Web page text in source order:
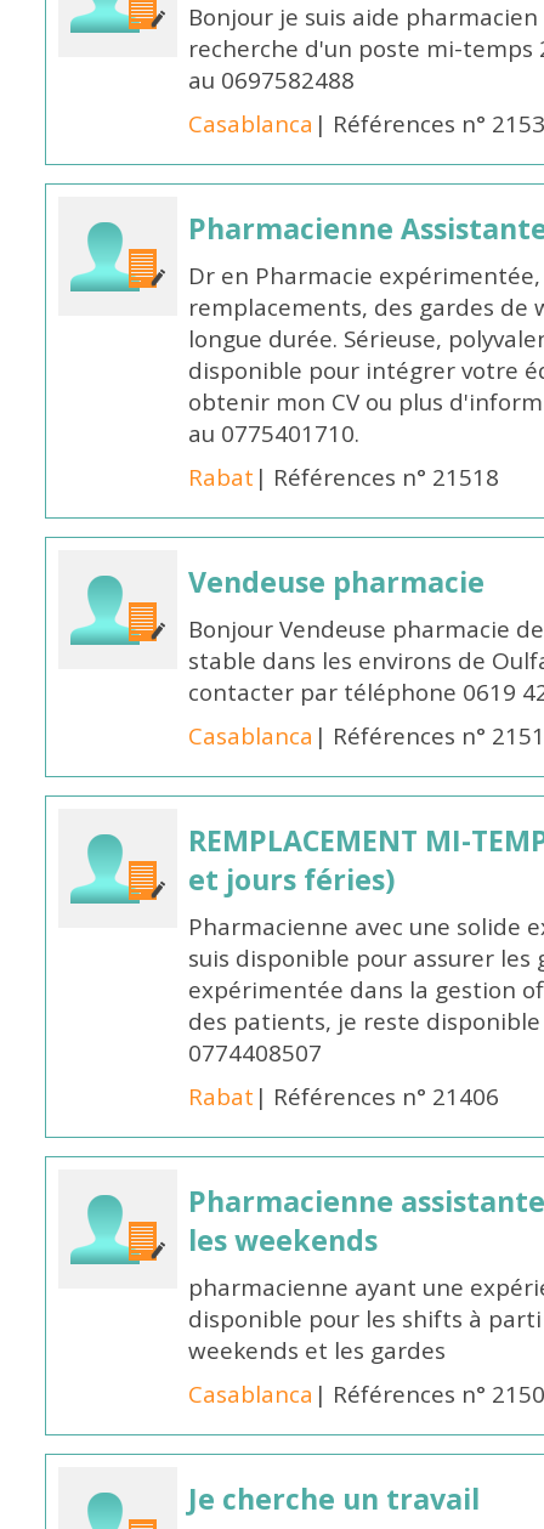
Bonjour je suis aide
recherche d'un poste mi-temps
au 0697582488
Casablanca | Références n°
Pharmacienne
Dr en Pharmacie
remplacements, des gardes de
longue durée. Sérieuse,
disponible pour intégrer votre
obtenir mon CV ou plus
au 0775401710.
Rabat | Références n° 21518
Vendeuse pharmacie
Bonjour Vendeuse pharmacie
stable dans les environs de
contacter par téléphone 0619
Casablanca | Références n°
REMPLACEMENT MI-
et jours féries)
Pharmacienne avec une solide
suis disponible pour assurer les
expérimentée dans la gestion
des patients, je reste
0774408507
Rabat | Références n° 21406
Pharmacienne
les weekends
pharmacienne ayant une
disponible pour les shifts à
weekends et les gardes
Casablanca | Références n°
Je cherche un travail